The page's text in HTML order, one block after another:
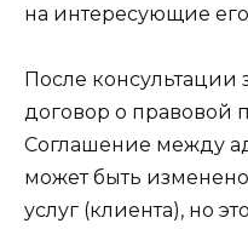
на интересующие
После консультации
договор о правовой
Соглашение между
может быть
услуг (клиента), но